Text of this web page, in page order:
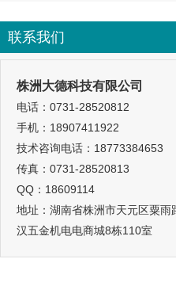
联系我们
株洲大德科技有限公司
电话：0731-28520812
手机：18907411922
技术咨询电话：18773384653
传真：0731-28520813
QQ：18609114
地址：湖南省株洲市天元区粟雨
汉五金机电电商城8栋110室